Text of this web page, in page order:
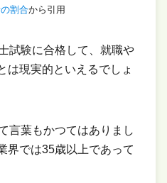
割合から引用
試験に合格して、就職や
は現実的といえるでしょ
言葉もかつてはありまし
界では35歳以上であって